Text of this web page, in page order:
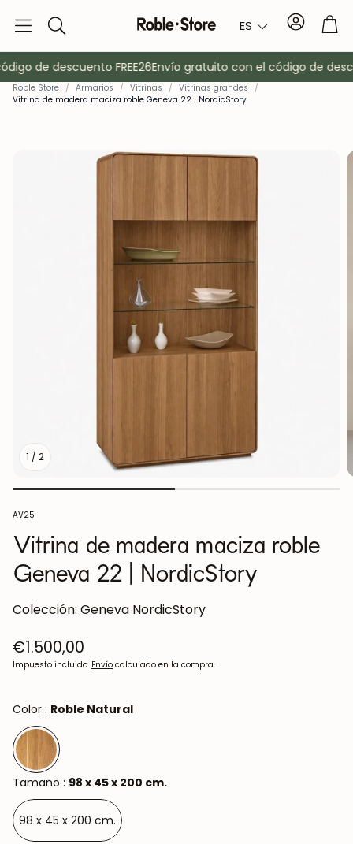
Buscar ES Cuenta
Armarios
Percheros
de descuento FREE26Envío gratuito con el código de
Roble Store / Armarios / Vitrinas / Vitrinas grandes
/
Vitrina de madera maciza roble Geneva 22 | NordicStory
1 / 2
SKU:
AV25
Vitrina de madera maciza roble
Geneva 22 | NordicStory
Colección: Geneva NordicStory
Precio
regular
€1.500,00
Impuesto incluido. Envío calculado en la compra.
Color : Roble Natural
Tamaño : 98 x 45 x 200 cm.
98 x 45 x 200 cm.